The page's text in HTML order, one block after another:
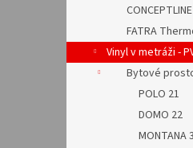
CONCEPTLINE
FATRA
Vinyl v metráži -
Bytové
POLO 21
DOMO 22
MONTANA